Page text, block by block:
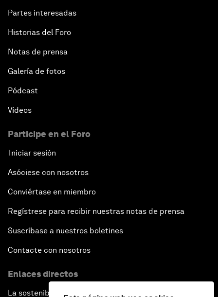
Partes interesadas
Historias del Foro
Notas de prensa
Galería de fotos
Pódcast
Vídeos
Participe en el Foro
Iniciar sesión
Asóciese con nosotros
Conviértase en miembro
Regístrese para recibir nuestras notas de prensa
Suscríbase a nuestros boletines
Contacte con nosotros
Enlaces directos
La sostenibilidad en el Foro